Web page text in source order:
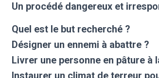
Un procédé dangereux et
Quel est le but recherché ?
Désigner un ennemi à abattre ?
Livrer une personne en pâture à
Instaurer un climat de terreur